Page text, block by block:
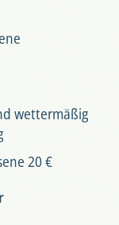
wettermäßig
20 €